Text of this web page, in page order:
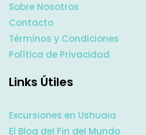
Sobre Nosotros
Contacto
Términos y Condiciones
Política de Privacidad
Links Útiles
Excursiones en Ushuaia
El Blog del Fin del Mundo